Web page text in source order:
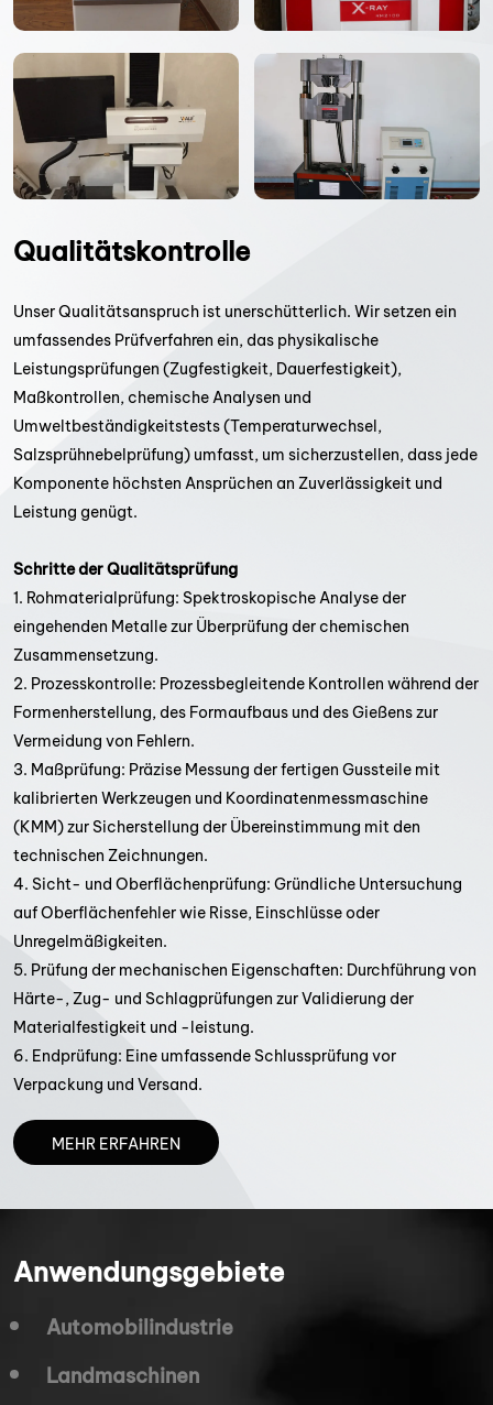
Qualitätskontrolle
Unser Qualitätsanspruch ist unerschütterlich. Wir setzen ein
umfassendes Prüfverfahren ein, das physikalische
Leistungsprüfungen (Zugfestigkeit, Dauerfestigkeit),
Maßkontrollen, chemische Analysen und
Umweltbeständigkeitstests (Temperaturwechsel,
Salzsprühnebelprüfung) umfasst, um sicherzustellen, dass jede
Komponente höchsten Ansprüchen an Zuverlässigkeit und
Leistung genügt.
Schritte der Qualitätsprüfung
1. Rohmaterialprüfung: Spektroskopische Analyse der
eingehenden Metalle zur Überprüfung der chemischen
Zusammensetzung.
2. Prozesskontrolle: Prozessbegleitende Kontrollen während der
Formenherstellung, des Formaufbaus und des Gießens zur
Vermeidung von Fehlern.
3. Maßprüfung: Präzise Messung der fertigen Gussteile mit
kalibrierten Werkzeugen und Koordinatenmessmaschine
(KMM) zur Sicherstellung der Übereinstimmung mit den
technischen Zeichnungen.
4. Sicht- und Oberflächenprüfung: Gründliche Untersuchung
auf Oberflächenfehler wie Risse, Einschlüsse oder
Unregelmäßigkeiten.
5. Prüfung der mechanischen Eigenschaften: Durchführung von
Härte-, Zug- und Schlagprüfungen zur Validierung der
Materialfestigkeit und -leistung.
6. Endprüfung: Eine umfassende Schlussprüfung vor
Verpackung und Versand.
MEHR ERFAHREN
Anwendungsgebiete
Automobilindustrie
Landmaschinen